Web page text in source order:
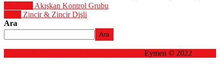
Yazı
dolaşımı
Akışkan Kontrol Grubu
Zincir & Zincir Dişli
Ara
Ara
Eymen © 2022